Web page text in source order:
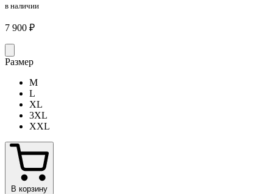
в наличии
7 900 ₽
Размер
M
L
XL
3XL
XXL
В корзину